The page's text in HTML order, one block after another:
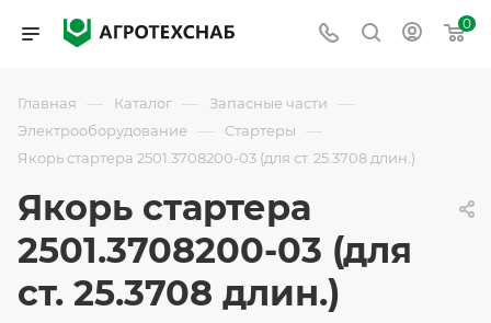
0
Главная — Каталог — Запасные части —
Электрооборудование — Стартеры —
Якорь стартера 2501.3708200-03 (для ст. 25.3708 длин.)
Якорь стартера
2501.3708200-03 (для
ст. 25.3708 длин.)